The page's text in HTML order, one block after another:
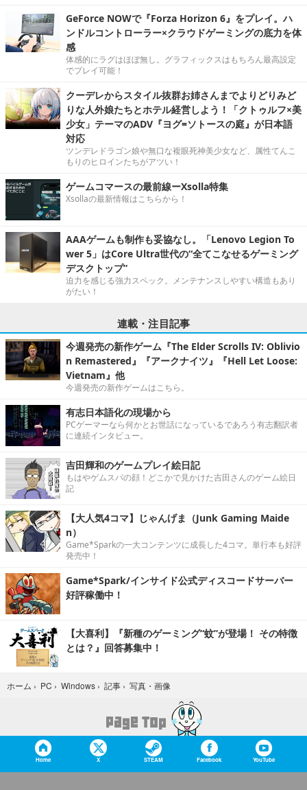
GeForce NOWで『Forza Horizon 6』をプレイ。ハ
ンドルコントローラー×クラウドゲーミングの底力を体
感
体感的にラグはほぼ無し。グラフィックスはもちろん最高設定
でプレイ可能！
クーデレからスタイル抜群お姉さんまでよりどりみど
りな人外娘たちとホテル経営しよう！「クトゥルフ×美
少女」テーマのADV『ヨグ=ソトースの庭』が日本語
対応
ツンデレドラゴン娘や無口な複眼死神美少女など、属性てんこ
もりのヒロインたちがアツい！
ゲームコマースの最前線ーXsolla特集
Xsollaの最新情報はこちらから！
AAAゲームも制作も妥協なし。「Lenovo Legion To
wer 5」はCore Ultra世代の“全てこなせるゲーミング
デスクトップ”
迫力を感じる強力スペック。メンテナンスしやすい構造もあり
がたい！
連載・注目記事
今週発売の新作ゲーム『The Elder Scrolls IV: Oblivio
n Remastered』『アークナイツ』『Hell Let Loose:
Vietnam』他
今週発売の新作ゲームはこちら。
有志日本語化の現場から
PCゲーマーなら何かとお世話になっているであろう有志翻訳者
に連続インタビュー。
吉田輝和のゲームプレイ絵日記
もはやゲムスパの顔！どこかで見かけた吉田さんのゲーム絵日
記
【大人気4コマ】じゃんげま（Junk Gaming Maide
n）
Game*Sparkの一大コンテンツに成長した4コマ。単行本も好評
発売中！
Game*Spark/インサイド公式ディスコードサーバー
好評稼働中！
【大喜利】『新種のゲーミング“蚊”が登場！ その特徴
とは？』回答募集中！
ホーム › PC › Windows › 記事 › 写真・画像
Home X STEAM Facebook YouTube